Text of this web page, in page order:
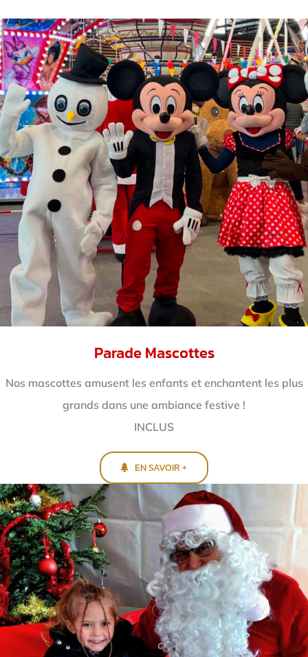
Parade Mascottes
Nos mascottes amusent les enfants et enchantent les plus
grands dans une ambiance festive !
INCLUS
EN SAVOIR +